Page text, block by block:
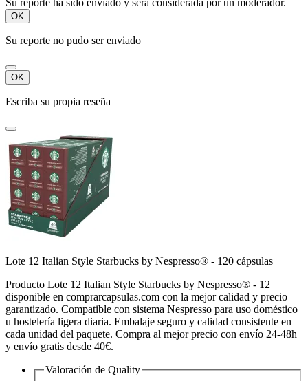
OK
Su reporte no pudo ser enviado
OK
Escriba su propia reseña
Lote 12 Italian Style Starbucks by Nespresso® - 120 cápsulas
Producto Lote 12 Italian Style Starbucks by Nespresso® - 12
disponible en comprarcapsulas.com con la mejor calidad y precio
garantizado. Compatible con sistema Nespresso para uso doméstico
u hostelería ligera diaria. Embalaje seguro y calidad consistente en
cada unidad del paquete. Compra al mejor precio con envío 24-48h
y envío gratis desde 40€.
Valoración de Quality